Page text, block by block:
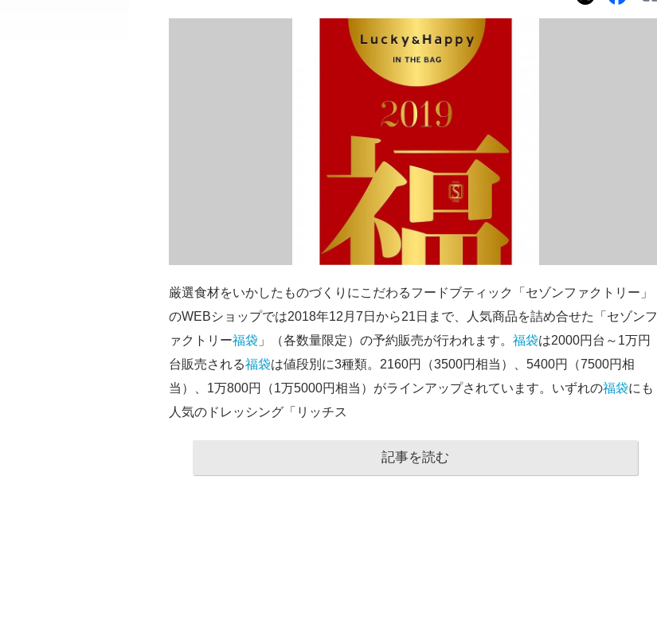
厳選食材をいかしたものづくりにこだわるフードブティック「セゾンファクトリー」
のWEBショップでは2018年12月7日から21日まで、人気商品を詰め合せた「セゾンフ
ァクトリー福袋 」（各数量限定）の予約販売が行われます。 福袋は2000円台～1万円
台販売される福袋は値段別に3種類。2160円（3500円相当）、5400円（7500円相
当）、1万800円（1万5000円相当）がラインアップされています。いずれの福袋にも
人気のドレッシング「リッチス
記事を読む